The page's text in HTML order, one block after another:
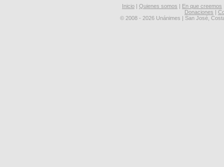
Inicio | Quienes somos | En que creemos
Donaciones |
© 2008 - 2026 Unánimes | San José,